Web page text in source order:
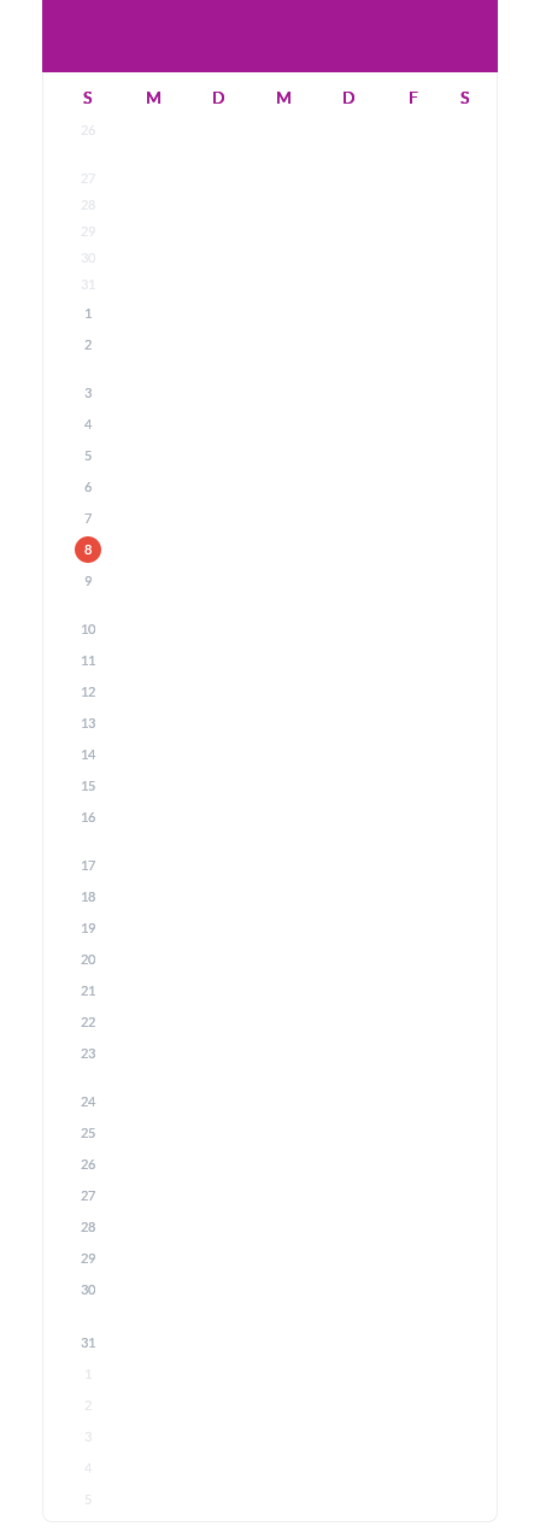
S M D M D F S
26
27
28
29
30
31
1
2
3
4
5
6
7
8
9
10
11
12
13
14
15
16
17
18
19
20
21
22
23
24
25
26
27
28
29
30
31
1
2
3
4
5